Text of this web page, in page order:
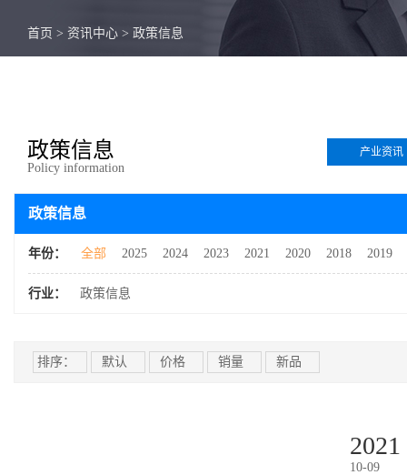
首页 > 资讯中心 > 政策信息
政策信息
Policy information
产业资讯
政策信息
年份： 全部 2025 2024 2023 2021 2020 2018 2019
行业： 政策信息
排序： 默认 价格 销量 新品
2021
10-09